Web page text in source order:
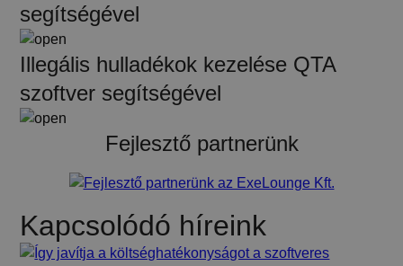
segítségével
Illegális hulladékok kezelése QTA
szoftver segítségével
Fejlesztő partnerünk
Kapcsolódó híreink